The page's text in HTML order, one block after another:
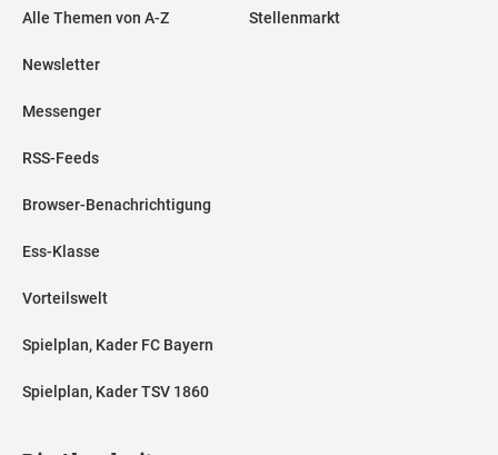
Alle Themen von A-Z
Newsletter
Messenger
RSS-Feeds
Browser-Benachrichtigung
Ess-Klasse
Vorteilswelt
Spielplan, Kader FC Bayern
Spielplan, Kader TSV 1860
Stellenmarkt